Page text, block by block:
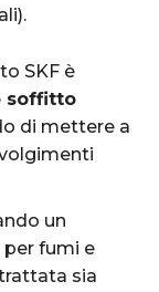
SKF è
soffitto
di mettere a
un
fumi e
trattata sia